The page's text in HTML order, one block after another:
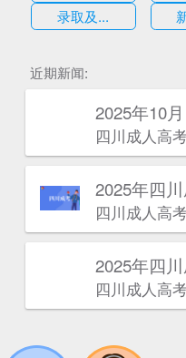
录取及...
近期新闻:
2025年10
2025年‌‌‌‌四